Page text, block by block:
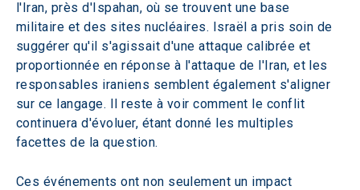
l'Iran, près d'Ispahan, où se trouvent une base
militaire et des sites nucléaires. Israël a pris soin de
suggérer qu'il s'agissait d'une attaque calibrée et
proportionnée en réponse à l'attaque de l'Iran, et les
responsables iraniens semblent également s'aligner
sur ce langage. Il reste à voir comment le conflit
continuera d'évoluer, étant donné les multiples
facettes de la question.
Ces événements ont non seulement un impact